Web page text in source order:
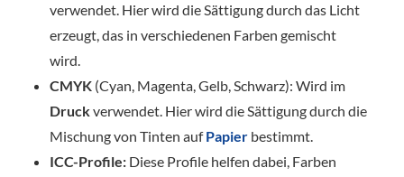
verwendet. Hier wird die Sättigung durch das Licht
erzeugt, das in verschiedenen Farben gemischt
wird.
CMYK (Cyan, Magenta, Gelb, Schwarz): Wird im
Druckverwendet. Hier wird die Sättigung durch die
Mischung von Tinten aufPapier bestimmt.
ICC-Profile: Diese Profile helfen dabei, Farben